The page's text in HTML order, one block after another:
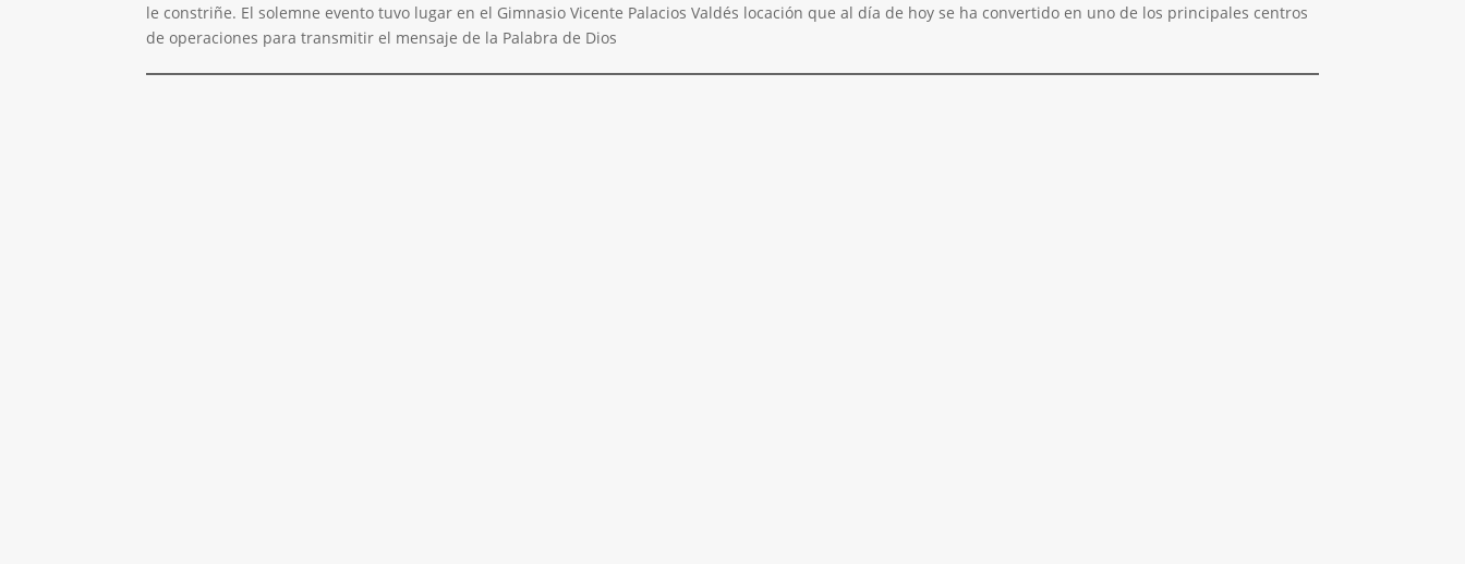
le constriñe. El solemne evento tuvo lugar en el Gimnasio Vicente Palacios Valdés locación que al día de hoy se ha convertido en uno de los principales centros
de operaciones para transmitir el mensaje de la Palabra de Dios